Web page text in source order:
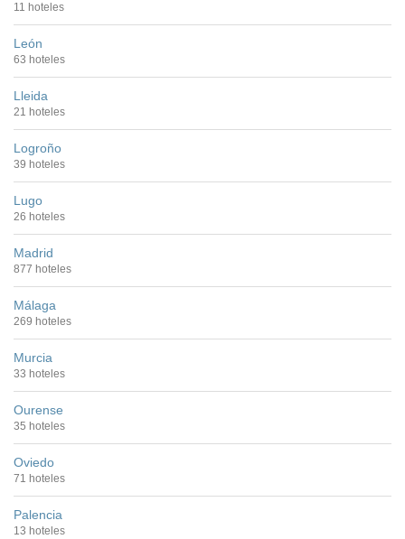
11 hoteles
León
63 hoteles
Lleida
21 hoteles
Logroño
39 hoteles
Lugo
26 hoteles
Madrid
877 hoteles
Málaga
269 hoteles
Murcia
33 hoteles
Ourense
35 hoteles
Oviedo
71 hoteles
Palencia
13 hoteles